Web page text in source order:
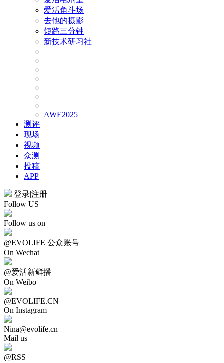
爱活角斗场
去他的摄影
短路三分钟
新技术研习社
AWE2025
测评
现场
视频
众测
投稿
APP
登录|注册
Follow US
Follow us on
@EVOLIFE 公众账号
On Wechat
@爱活新鲜播
On Weibo
@EVOLIFE.CN
On Instagram
Nina@evolife.cn
Mail us
@RSS